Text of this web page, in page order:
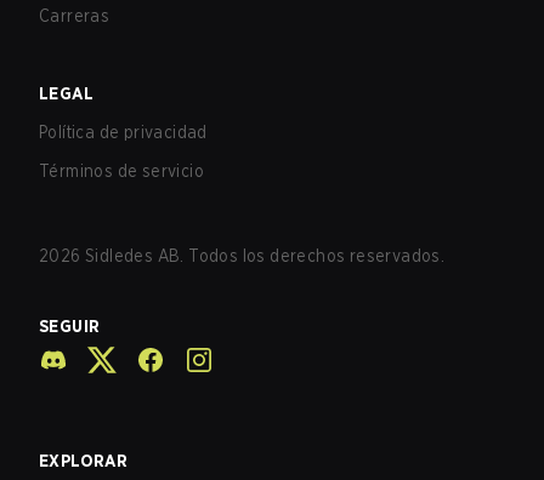
Carreras
LEGAL
Política de privacidad
Términos de servicio
2026 Sidledes AB. Todos los derechos reservados.
SEGUIR
EXPLORAR